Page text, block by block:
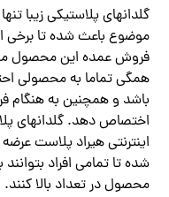
گلدانهای پلاستیکی زیبا
موضوع باعث شده تا برخی
فروش عمده این محصول می
همگی تماما به محصولی
باشد و همچنین به هنگام
اختصاص دهد. گلدانهای
اینترنتی هیراد پلاست
شده تا تمامی افراد
محصول در تعداد بالا کنند.